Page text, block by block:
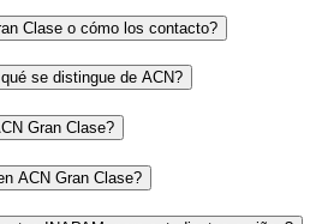
Clase o cómo los contacto?
se distingue de ACN?
Gran Clase?
ACN Gran Clase?